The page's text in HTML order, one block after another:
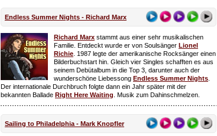
Endless Summer Nights - Richard Marx
Richard Marx stammt aus einer sehr musikalischen
Familie. Entdeckt wurde er von Soulsänger Lionel
Richie . 1987 legte der amerikanische Rocksänger einen
Bilderbuchstart hin. Gleich vier Singles schafften es aus
seinem Debütalbum in die Top 3, darunter auch der
wunderschöne Liebessong Endless Summer Nights
Der internationale Durchbruch folgte dann ein Jahr später mit der
bekannten Ballade Right Here Waiting . Musik zum Dahinschmelzen.
Sailing to Philadelphia - Mark Knopfler